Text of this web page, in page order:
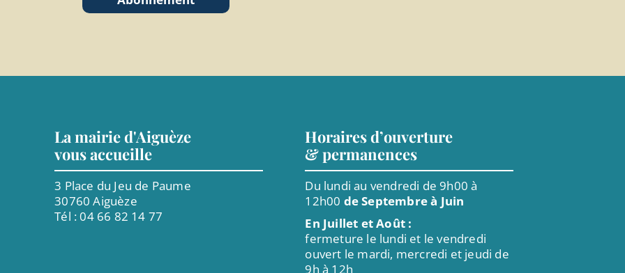
La mairie d'Aiguèze
vous accueille
3 Place du Jeu de Paume
30760 Aiguèze
Tél : 04 66 82 14 77
Horaires d’ouverture
& permanences
Du lundi au vendredi de 9h00 à
12h00 de Septembre à Juin
En Juillet et Août :
fermeture le lundi et le vendredi
ouvert le mardi, mercredi et jeudi de
9h à 12h